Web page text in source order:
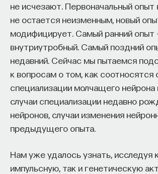
не исчезают. Первоначальный опыт
не остается неизменным, новый
модифицирует. Самый ранний опыт
внутриутробный. Самый поздний
недавний. Сейчас мы пытаемся
к вопросам о том, как соотносятся
специализации молчащего нейрона
случаи специализации недавно
нейронов, случаи изменения
предыдущего опыта.
Нам уже удалось узнать, исследуя
импульсную, так и генетическую